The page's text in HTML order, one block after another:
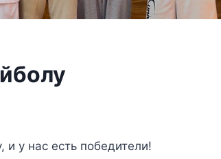
у нас есть победители!